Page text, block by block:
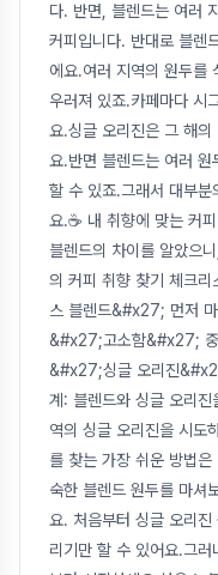
다. 반면, 블렌드는 여러
커피입니다. 반대로 블렌
에요.여러 지역의 원두를
우러져 있죠.카페마다 시
요.싱글 오리진은 그 해의
요.반면 블렌드는 여러 원
할 수 있죠.그래서 대부분
요.☕ 내 취향에 맞는 커
블렌드의 차이를 알았으
의 커피 취향 찾기 체크
스 블렌드&#x27; 먼저
&#x27;고소함&#x27; 중
&#x27;싱글 오리진
계: 블렌드와 싱글 오리
역의 싱글 오리진을 시도
를 찾는 가장 쉬운 방법
숙한 블렌드 원두를 마셔
요. 처음부터 싱글 오리
리기만 할 수 있어요.그